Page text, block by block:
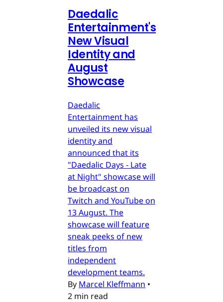
Daedalic
Entertainment's
New Visual
Identity and
August
Showcase
Daedalic
Entertainment has
unveiled its new visual
identity and
announced that its
"Daedalic Days - Late
at Night" showcase will
be broadcast on
Twitch and YouTube on
13 August. The
showcase will feature
sneak peeks of new
titles from
independent
development teams.
By Marcel Kleffmann •
2 min read